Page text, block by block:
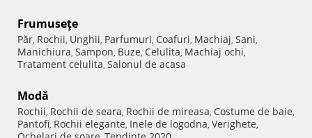
Frumuseţe
Păr, Rochii, Unghii, Parfumuri, Coafuri, Machiaj, Sani,
Manichiura, Sampon, Buze, Celulita, Machiaj ochi,
Tratament celulita, Salonul de acasa
Modă
Rochii, Rochii de seara, Rochii de mireasa, Costume de baie,
Pantofi, Rochii elegante, Inele de logodna, Verighete,